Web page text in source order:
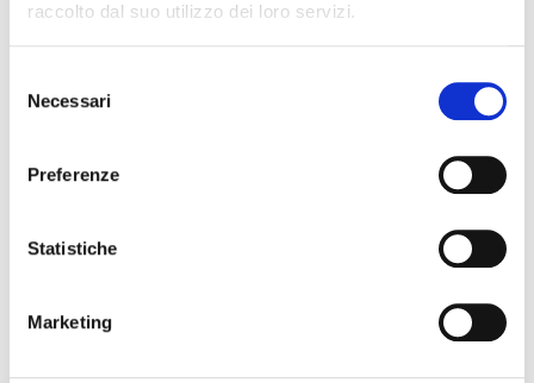
raccolto dal suo utilizzo dei loro servizi.
delNecessari
Preferenze
Statistiche
Marketing